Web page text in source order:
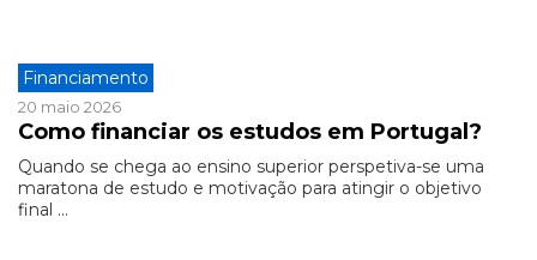
Financiamento
20 maio 2026
Como financiar os estudos em Portugal?
Quando se chega ao ensino superior perspetiva-se uma
maratona de estudo e motivação para atingir o objetivo
final ...